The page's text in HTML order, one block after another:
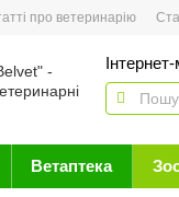
про ветеринарію
Ветаптека